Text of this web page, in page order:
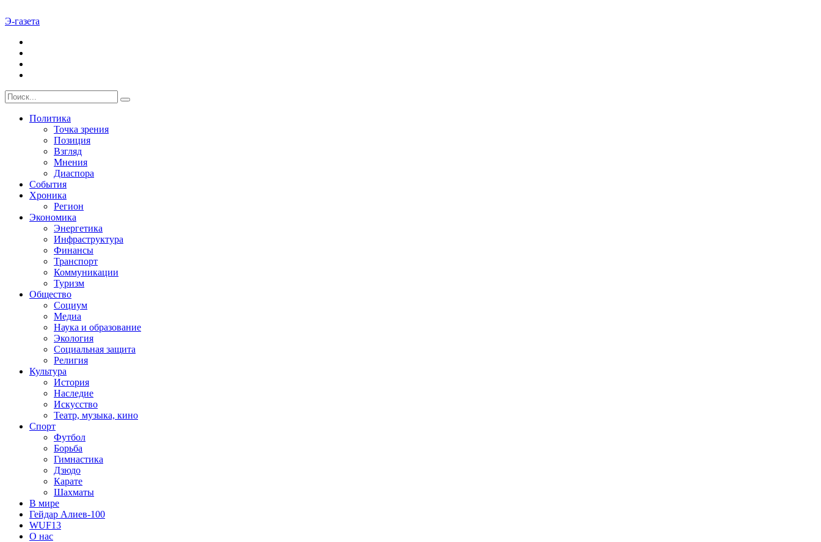
Э-газета
Политика
Точка зрения
Позиция
Взгляд
Мнения
Диаспора
События
Хроника
Регион
Экономика
Энергетика
Инфраструктура
Финансы
Транспорт
Коммуникации
Туризм
Общество
Социум
Медиа
Наука и образование
Экология
Социальная защита
Религия
Культура
История
Наследие
Искусство
Театр, музыка, кино
Спорт
Футбол
Борьба
Гимнастика
Дзюдо
Карате
Шахматы
В мире
Гейдар Алиев-100
WUF13
О нас